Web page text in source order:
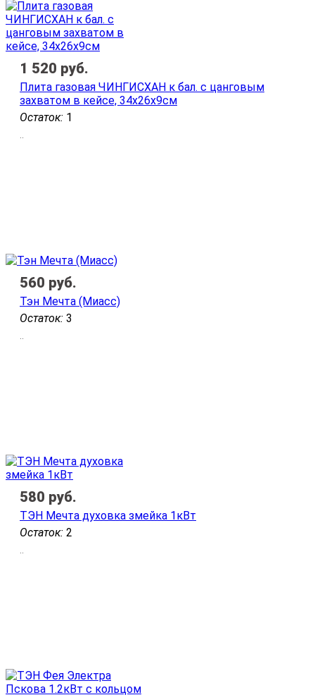
Остаток: 1
Плита газовая ЧИНГИСХАН к бал. с цанговым
захватом в кейсе, 34х26х9см
..
1 520 руб.
Остаток: 3
Тэн Мечта (Миасс)
..
560 руб.
Остаток: 2
ТЭН Мечта духовка змейка 1кВт
..
580 руб.